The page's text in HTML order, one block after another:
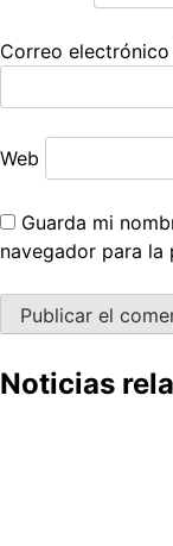
Correo electrónico
Web
Guarda mi
navegador para la
Noticias